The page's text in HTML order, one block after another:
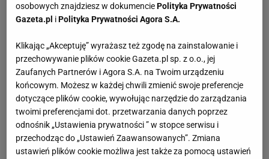
osobowych znajdziesz w dokumenciePolityka Prywatności
Gazeta.pl iPolityka Prywatności Agora S.A.
Klikając „Akceptuję” wyrażasz też zgodę na zainstalowanie i
przechowywanie plików cookie Gazeta.pl sp. z o.o., jej
Zaufanych Partnerów i Agora S.A. na Twoim urządzeniu
końcowym. Możesz w każdej chwili zmienić swoje preferencje
dotyczące plików cookie, wywołując narzędzie do zarządzania
twoimi preferencjami dot. przetwarzania danych poprzez
odnośnik „Ustawienia prywatności ” w stopce serwisu i
przechodząc do „Ustawień Zaawansowanych”. Zmiana
ustawień plików cookie możliwa jest także za pomocą ustawień